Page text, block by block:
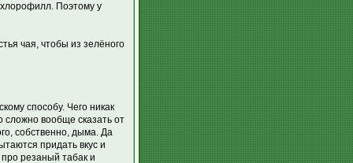
Поэтому у
чая, чтобы из зелёного
способу. Чего никак
сложно вообще сказать от
собственно, дыма. Да
придать вкус и
резаный табак и